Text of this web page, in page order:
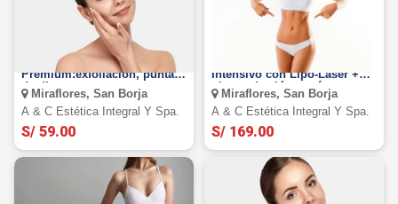
Facial Rejuvenecedor
Premium:exfoliación, punta
de diamante,
desincrustación, y más
Miraflores, San Borja
A & C Estética Integral Y Spa.
S/ 59.00
Tratamiento Reductor
Intensivo con Lipo-Láser +
ultracavitación y más
Miraflores, San Borja
A & C Estética Integral Y Spa.
S/ 169.00